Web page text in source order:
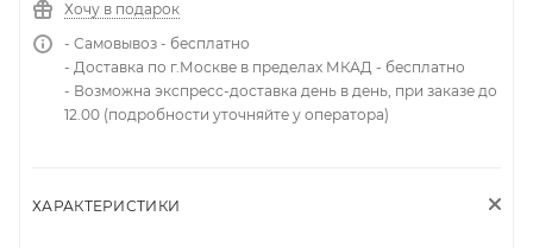
Хочу в подарок
- Самовывоз - бесплатно
- Доставка по г.Москве в пределах МКАД - бесплатно
- Возможна экспресс-доставка день в день, при заказе до
12.00 (подробности уточняйте у оператора)
ХАРАКТЕРИСТИКИ